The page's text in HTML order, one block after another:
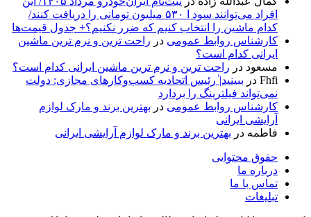
افراد می‌توانند سود ا ۵۳۰ میلیون تومانی را دریافت کنند/
کدام ماشین را انتخاب کنیم که ضرر نکنیم؟+ جدول قیمت‌ها
کارشناس روابط عمومی در راحت ترین و نرم ترین ماشین
ایرانی کدام است؟
مسعود در راحت ترین و نرم ترین ماشین ایرانی کدام است؟
Fhfi در ببینید| ٰرئیس اتحادیه کسب‌وکارهای مجازی: دولت
نمی‌تواند فیلترینگ را بردارد
کارشناس روابط عمومی در بهترین برند و مارک لوازم
آرایشی ایرانی
فاطمه در بهترین برند و مارک لوازم آرایشی ایرانی
حقوق محتوایی
درباره ما
تماس با ما
تبلیغات